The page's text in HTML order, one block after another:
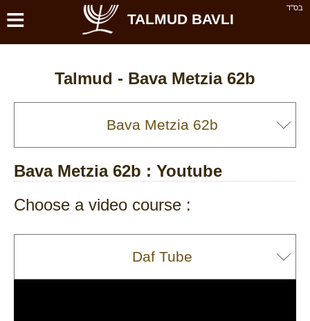
בס''ד ≡ TALMUD BAVLI
Talmud - Bava Metzia 62b
Bava Metzia 62b : Youtube
Choose a video course :